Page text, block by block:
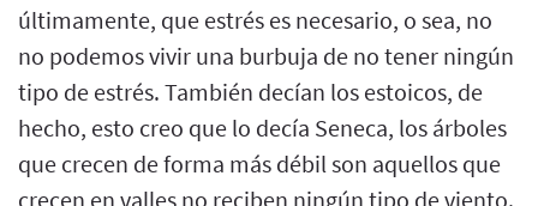
últimamente, que estrés es necesario, o sea, no
no podemos vivir una burbuja de no tener ningún
tipo de estrés. También decían los estoicos, de
hecho, esto creo que lo decía Seneca, los árboles
que crecen de forma más débil son aquellos que
crecen en valles no reciben ningún tipo de viento.